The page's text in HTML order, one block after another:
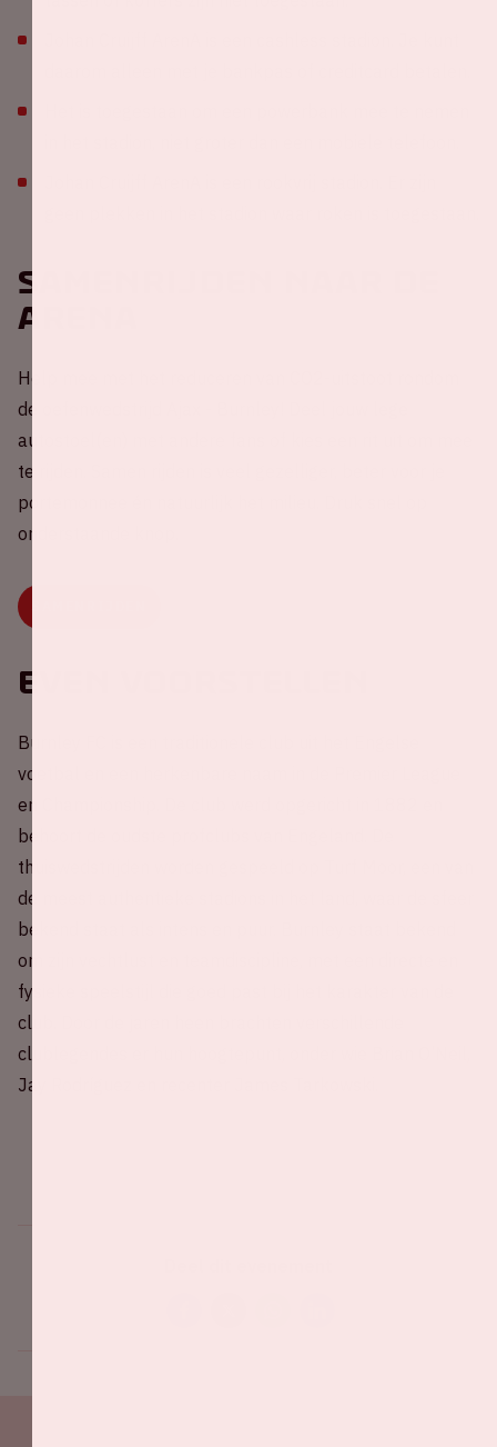
Samenrijden naar de
ArenA
Help mee met het reduceren van CO2-uitstoot rondom
de oefenwedstrijd Ajax - Burnley! Deel jouw lege
autostoel(en) met andere fans of kies een rit uit om mee
te rijden. Samen rijden is veel gezelliger, beter voor je
portemonnee én natuurlijk het milieu. Druk snel op
onderstaande knop.
Even voorstellen
Burnley FC is een traditionele club uit het Engelse
voetbal en een herkenbare naam in de Premier League
en Championship. De club werd opgericht in 1882 en
behoort de oudste profclubs van Engeland. De
thuiswedstrijden worden gespeeld op Turf Moor, een van
de meest authentieke stadions in het land, waar de sfeer
bekend staat als intens en puur. Burnley staat bekend
om zijn vechtlust en teamdiscipline, met een directe en
fysieke speelstijl die goed past bij het karakter van de
club. Door de jaren heen brachten verschillende
clublegendes er hun hoogtepunt, onder wie Brian O’Neil,
Jay Rodríguez en recenter James Tarkowski.